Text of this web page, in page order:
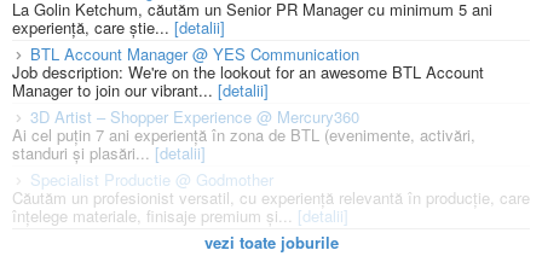
La Golin Ketchum, căutăm un Senior PR Manager cu minimum 5 ani
experiență, care știe... [detalii]
BTL Account Manager @ YES Communication
Job description: We're on the lookout for an awesome BTL Account
Manager to join our vibrant... [detalii]
3D Artist – Shopper Experience @ Mercury360
Ai cel puțin 7 ani experiență în zona de BTL (evenimente, activări,
standuri și plasări... [detalii]
Specialist Productie @ Godmother
Căutăm un profesionist versatil, cu experiență relevantă în producție, care
înțelege materiale, finisaje premium și... [detalii]
vezi toate joburile